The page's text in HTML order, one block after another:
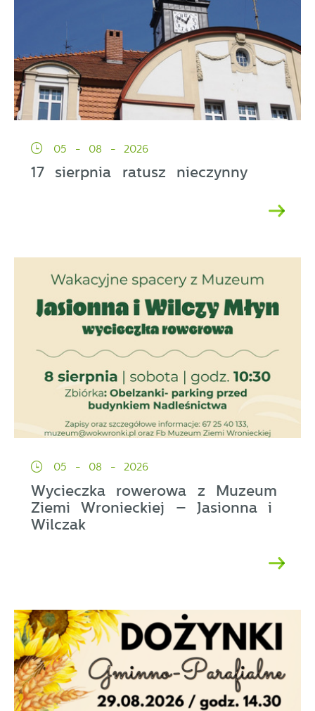
05 - 08 - 2026
17 sierpnia ratusz nieczynny
05 - 08 - 2026
Wycieczka rowerowa z Muzeum
Ziemi Wronieckiej – Jasionna i
Wilczak